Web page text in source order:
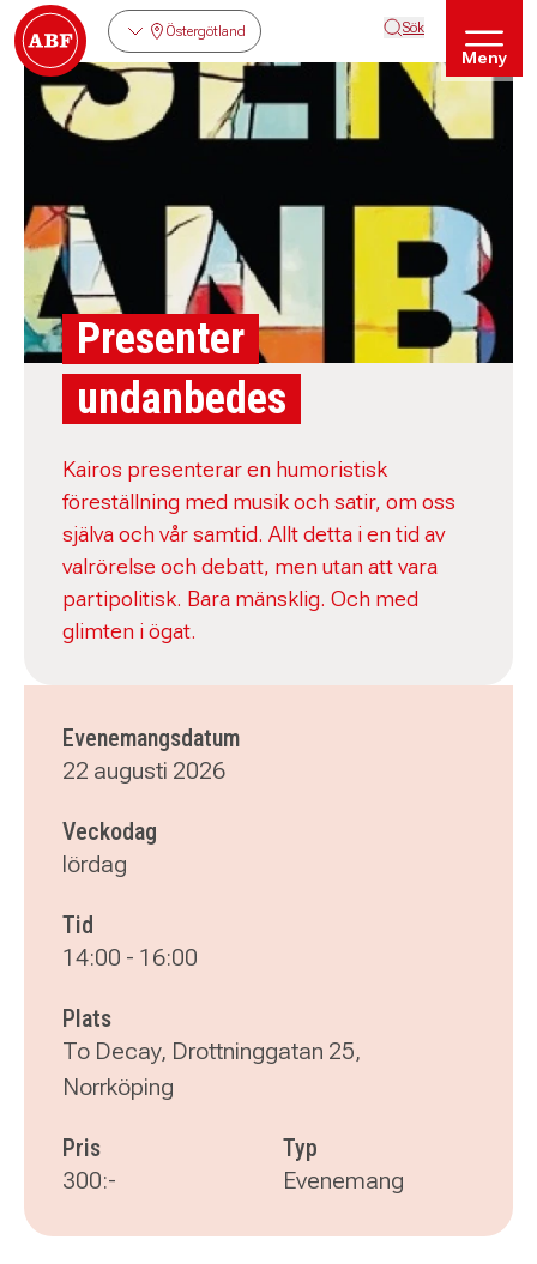
Östergötland Sök
Meny
Presenter
undanbedes
Kairos presenterar en humoristisk
föreställning med musik och satir, om oss
själva och vår samtid. Allt detta i en tid av
valrörelse och debatt, men utan att vara
partipolitisk. Bara mänsklig. Och med
glimten i ögat.
Evenemangsdatum
22 augusti 2026
Veckodag
lördag
Tid
14:00 - 16:00
Plats
To Decay, Drottninggatan 25,
Norrköping
Pris
300:-
Typ
Evenemang